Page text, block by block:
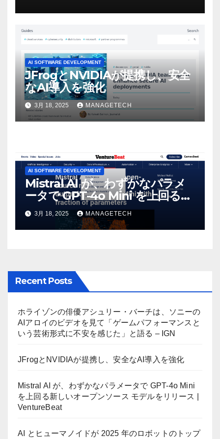
感じた」と語る – IGN
AI SOFTWARE DEVELOPMENT
JFrogとNVIDIAが提携し、安全
なAI導入を強化
3月 18, 2025 MANAGETECH
AI SOFTWARE DEVELOPMENT
Mistral AI が、わずかなパラメ
ータで GPT-4o Mini を上回る新
しいオープンソース モデルをリ
リース | VentureBeat
3月 18, 2025 MANAGETECH
Recent Posts
ホライゾンの俳優アシュリー・バーチは、ソニーの
AIアロイのビデオを見て「ゲームパフォーマンスと
いう芸術形式に不安を感じた」と語る – IGN
JFrogとNVIDIAが提携し、安全なAI導入を強化
Mistral AI が、わずかなパラメータで GPT-4o Mini
を上回る新しいオープンソース モデルをリリース |
VentureBeat
AI とヒューマノイドが 2025 年のロボットのトップ